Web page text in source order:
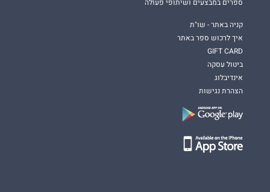
ספרים במבצעים ושיתופי פעולה
קניה באתר - שו"ת
איך לרכוש ספר באתר
GIFT CARD
ביטול עסקה
אינדיבלוג
הצהרת נגישות